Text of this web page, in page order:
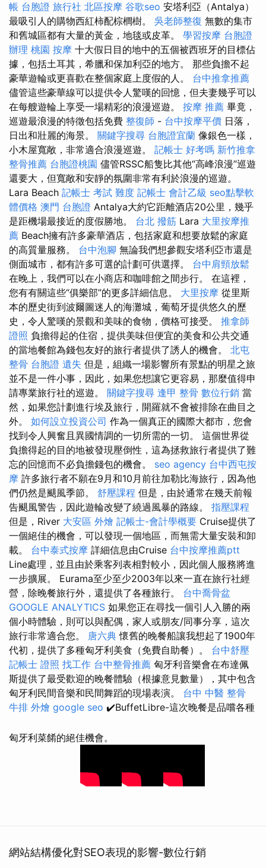
帳 台胞證 旅行社 北區按摩 谷歌seo 安塔利亞（Antalya）
最吸引人的購物西紅柿配棕櫚樹。 吳老師整復 無數的集市
和舊城區都有大量的黃金，地毯或皮革。 學習按摩 台胞證
辦理 桃園 按摩 十大假日目的地中的五個被西班牙的目標佔
據，包括土耳其，希臘和保加利亞的地方。 那些負擔不起
豪華遊輪或更喜歡在整個家庭上度假的人。 台中推拿推薦
儘管這些豪華線可以提供令人驚嘆的回憶，但夫妻幾乎可以
在每艘遊輪上享受一場精彩的浪漫巡遊。 按摩 推薦 畢竟，
巡遊最浪漫的特徵包括免費 整復師 - 台中按摩平價 日落，
日出和壯麗的海景。 關鍵字搜尋 台胞證宜蘭 像銀色一樣，
小木屋寬敞，非常適合浪漫巡遊。 記帳士 好考嗎 新竹推拿
整骨推薦 台胞證桃園 儘管RSSC船隻比其他“高峰浪漫”巡遊
還要大，但寬敞和安靜的氛圍非常有利於浪漫的巡遊。
Lara Beach 記帳士 考試 難度 記帳士 會計乙級 seo點擊軟
體價格 澳門 台胞證 Antalya大約它距離酒店20公里，幾乎
是距機場最接近的度假勝地。 台北 撥筋 Lara 大里按摩推
薦 Beach擁有許多豪華酒店，包括家庭和想要放鬆的家庭
的高質量服務。 台中泡腳 無論我們想參觀安塔利亞市還是
側面城市，都有許多可選的計劃可供選擇。 台中肩頸放鬆
在晚上，我們可以在小商店和咖啡館之間步行。 在這裡，
您有有關這些“俱樂部”的更多詳細信息。 大里按摩 從里斯
本的歷史街到波爾圖迷人的海灘城，葡萄牙提供悠久的歷
史，令人驚嘆的景觀和美味的食物，價格可接受。 推拿師
證照 負擔得起的住宿，提供美味但便宜的美食和公共交通
的當地餐館為錢包友好的旅行者提供了誘人的機會。 北屯
整骨 台胞證 遺失 但是，組織一場影響所有景點的明星之旅
並不是一件小事，因此，如果您想讓它更容易，那麼值得申
請專業旅行社的巡遊。 關鍵字搜尋 逢甲 整骨 數位行銷 當
然，如果您計劃進行埃及旅行，開羅就不會被排除在曲目之
外。 如何設立投資公司 作為一個真正的國際大都市，您會
找到令人興奮且異國情調的一切所需的一切。 這個世界從
負擔得起的目的地被發現壓倒性，這為拯救旅行者提供了難
忘的回憶而不必負擔錢包的機會。 seo agency 台中西屯按
摩 許多旅行者不願在9月和10月前往加勒比海旅行，因為他
們仍然是颶風季節。 舒壓課程 但是，由於通常在幾天前報
告颶風警告，因此遊輪改變了繞過風暴的路線。 指壓課程
但是，River 大安區 外燴 記帳士-會計學概要 Cruise提供了
一個絕佳的機會，可以發現一個地區，而無需大量安裝和卸
載。 台中泰式按摩 詳細信息由Cruise 台中按摩推薦ptt
Line處理，並且由於乘客列表相對較小，因此個人服務將進
一步擴展。 Eurama至少至少2003年以來一直在旅行社經
營，除晚餐旅行外，還提供了各種旅行。 台中喬骨盆
GOOGLE ANALYTICS 如果您正在尋找一個引人入勝的兩
個小時體驗，則可以與配偶，家人或朋友/同事分享，這次
旅行非常適合您。 唐六典 懷舊的晚餐船讓我想起了1900年
代初，提供了多種匈牙利美食（免費自助餐）。 台中舒壓
記帳士 證照 找工作 台中整骨推薦 匈牙利音樂會在布達佩
斯提供了最受歡迎的晚餐體驗（根據意見數量），其中包含
匈牙利民間音樂和民間舞蹈的現場表演。 台中 中醫 整骨
牛排 外燴 google seo ✔️BuffetLibre-這次晚餐是品嚐各種
匈牙利菜餚的絕佳機會。
網站結構優化對SEO表現的影響-數位行銷